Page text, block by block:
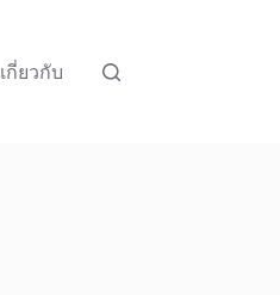
เกี่ยวกับ